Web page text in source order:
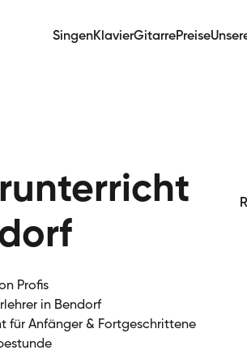
SingenKlavierGitarrePreise
Profis
in Bendorf
für Anfänger & Fortgeschrittene